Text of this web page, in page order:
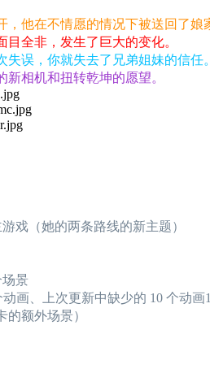
，他在不情愿的情况下被送回了娘
全非，发生了巨大的变化。
失误，你就失去了兄弟姐妹的信任
相机和扭转乾坤的愿望。
戏（她的两条路线的新主题）
景
画、上次更新中缺少的 10 个动
的额外场景）